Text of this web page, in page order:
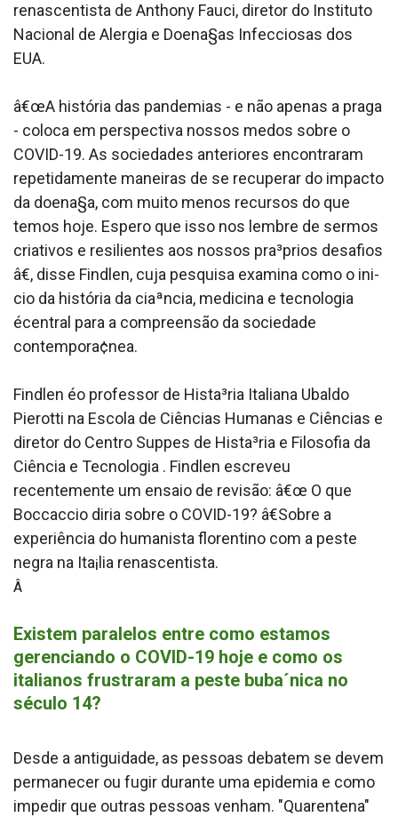
renascentista de Anthony Fauci, diretor do Instituto
Nacional de Alergia e Doena§as Infecciosas dos
EUA.
â€œA história das pandemias - e não apenas a praga
- coloca em perspectiva nossos medos sobre o
COVID-19. As sociedades anteriores encontraram
repetidamente maneiras de se recuperar do impacto
da doena§a, com muito menos recursos do que
temos hoje. Espero que isso nos lembre de sermos
criativos e resilientes aos nossos pra³prios desafios
â€, disse Findlen, cuja pesquisa examina como o ini­
cio da história da ciaªncia, medicina e tecnologia
écentral para a compreensão da sociedade
contempora¢nea.
Findlen éo professor de Hista³ria Italiana Ubaldo
Pierotti na Escola de Ciências Humanas e Ciências e
diretor do Centro Suppes de Hista³ria e Filosofia da
Ciência e Tecnologia . Findlen escreveu
recentemente um ensaio de revisão: â€œ O que
Boccaccio diria sobre o COVID-19? â€Sobre a
experiência do humanista florentino com a peste
negra na Ita¡lia renascentista.
Â
Existem paralelos entre como estamos
gerenciando o COVID-19 hoje e como os
italianos frustraram a peste buba´nica no
século 14?
Desde a antiguidade, as pessoas debatem se devem
permanecer ou fugir durante uma epidemia e como
impedir que outras pessoas venham. "Quarentena"